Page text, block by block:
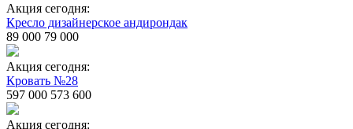
Акция сегодня:
Кресло дизайнерское андирондак
89 000 79 000
Акция сегодня:
Кровать №28
597 000 573 600
Акция сегодня: